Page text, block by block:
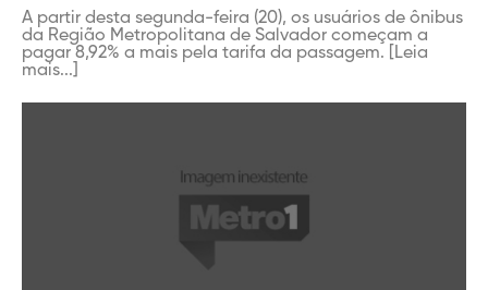
A partir desta segunda-feira (20), os usuários de ônibus
da Região Metropolitana de Salvador começam a
pagar 8,92% a mais pela tarifa da passagem. [Leia
mais...]